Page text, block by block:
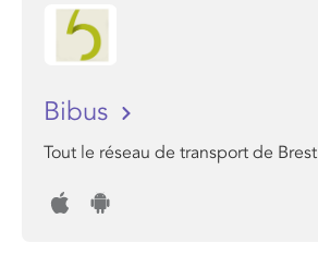
Bibus
Tout le réseau de transport de Brest